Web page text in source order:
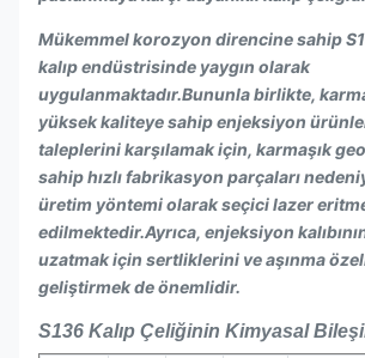
Mükemmel korozyon direncine sahip
kalıp endüstrisinde yaygın olarak
uygulanmaktadır.Bununla birlikte,
yüksek kaliteye sahip enjeksiyon
taleplerini karşılamak için, karmaşık
sahip hızlı fabrikasyon parçaları
üretim yöntemi olarak seçici lazer
edilmektedir.Ayrıca, enjeksiyon
uzatmak için sertliklerini ve aşınma
geliştirmek de önemlidir.
S136 Kalıp Çeliğinin Kimyasal